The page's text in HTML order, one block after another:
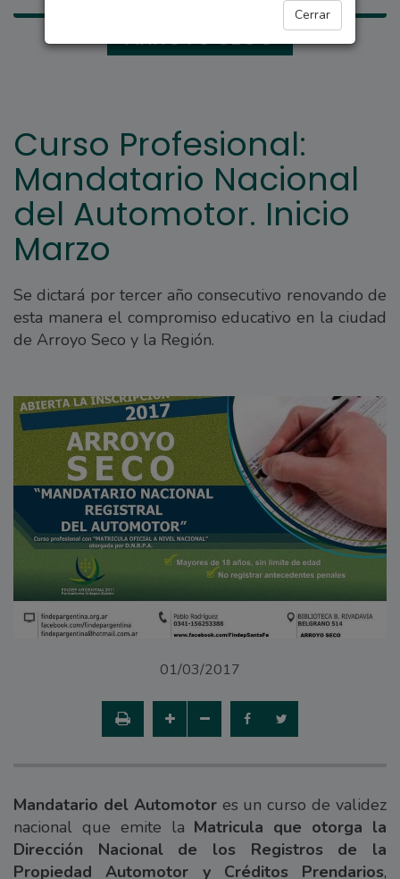
Cerrar
ARROYO SECO
Curso Profesional:
Mandatario Nacional
del Automotor. Inicio
Marzo
Se dictará por tercer año consecutivo renovando de
esta manera el compromiso educativo en la ciudad
de Arroyo Seco y la Región.
01/03/2017
Mandatario del Automotores un curso de validez
nacional que emite la Matricula que otorga la
Dirección Nacional de los Registros de la
Propiedad Automotor
y Créditos Prendarios,